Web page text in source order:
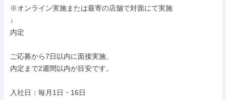
※オンライン実施または最寄の店舗で対面にて実施
↓
内定
ご応募から7日以内に面接実施、
内定まで2週間以内が目安です。
入社日：毎月1日・16日